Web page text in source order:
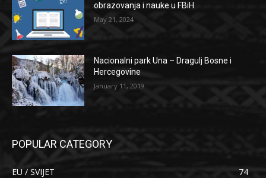
obrazovanja i nauke u FBiH
May 21, 2024
Nacionalni park Una – Dragulj Bosne i
Hercegovine
January 11, 2019
POPULAR CATEGORY
EU / SVIJET
74